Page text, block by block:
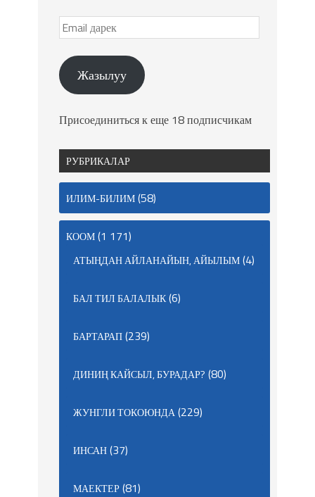
Жазылуу
Присоединиться к еще 18 подписчикам
РУБРИКАЛАР
ИЛИМ-БИЛИМ(58)
КООМ(1 171)
АТЫҢДАН АЙЛАНАЙЫН, АЙЫЛЫМ(4)
БАЛ ТИЛ БАЛАЛЫК(6)
БАРТАРАП(239)
ДИНИҢ КАЙСЫЛ, БУРАДАР? (80)
ЖУНГЛИ ТОКОЮНДА(229)
ИНСАН(37)
МАЕКТЕР(81)